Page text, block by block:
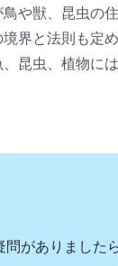
や獣、昆虫の
界と法則も定
昆虫、植物に
ったん住みかを
制限の中で、何
りますか。その
です。なぜなら
問がありました